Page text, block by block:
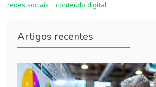
redes sociais conteúdo digital
Artigos recentes